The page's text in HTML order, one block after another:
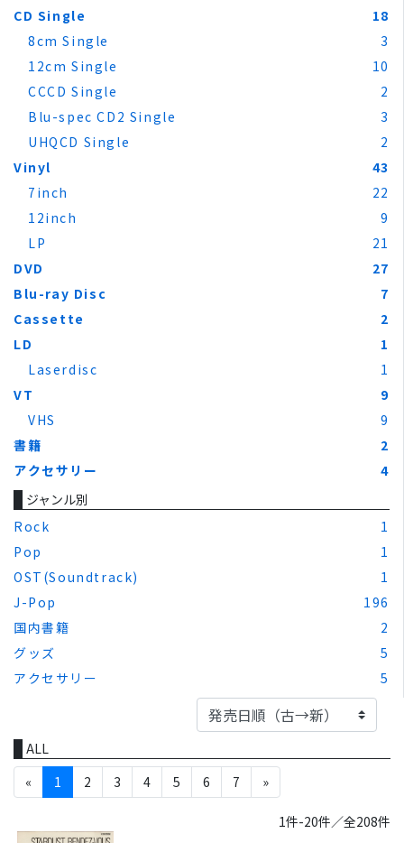
CD Single
18
8cm Single
3
12cm Single
10
CCCD Single
2
Blu-spec CD2 Single
3
UHQCD Single
2
Vinyl
43
7inch
22
12inch
9
LP
21
DVD
27
Blu-ray Disc
7
Cassette
2
LD
1
Laserdisc
1
VT
9
VHS
9
書籍
2
アクセサリー
4
ジャンル別
Rock
1
Pop
1
OST(Soundtrack)
1
J-Pop
196
国内書籍
2
グッズ
5
アクセサリー
5
ALL
«
1 2 3 4 5 6 7 »
1件-20件／全208件